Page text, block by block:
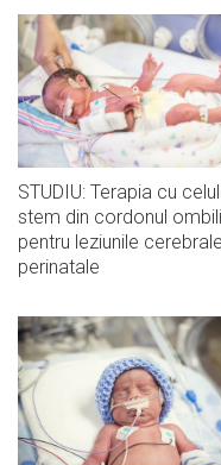
STUDIU: Terapia cu
stem din cordonul
pentru leziunile cerebrale
perinatale